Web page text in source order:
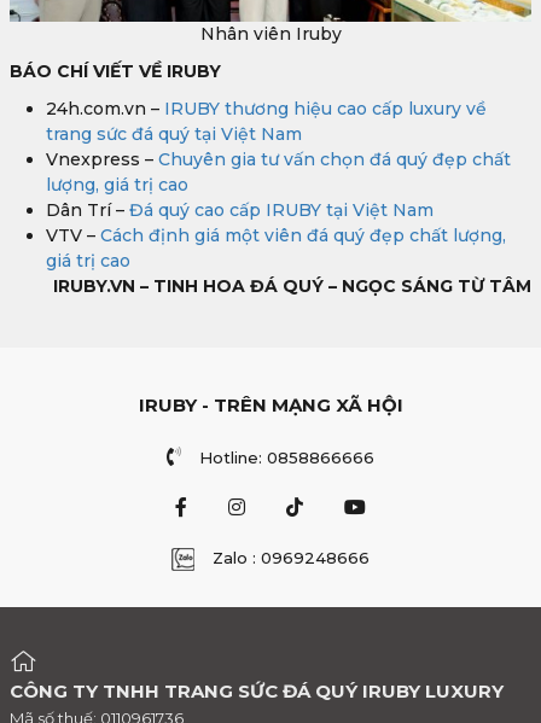
Nhân viên Iruby
BÁO CHÍ VIẾT VỀ IRUBY
24h.com.vn – IRUBY thương hiệu cao cấp luxury về
trang sức đá quý tại Việt Nam
Vnexpress – Chuyên gia tư vấn chọn đá quý đẹp chất
lượng, giá trị cao
Dân Trí – Đá quý cao cấp IRUBY tại Việt Nam
VTV – Cách định giá một viên đá quý đẹp chất lượng,
giá trị cao
IRUBY.VN – TINH HOA ĐÁ QUÝ – NGỌC SÁNG TỪ TÂM
IRUBY - TRÊN MẠNG XÃ HỘI
Hotline: 0858866666
Zalo : 0969248666
CÔNG TY TNHH TRANG SỨC ĐÁ QUÝ IRUBY LUXURY
Mã số thuế: 0110961736